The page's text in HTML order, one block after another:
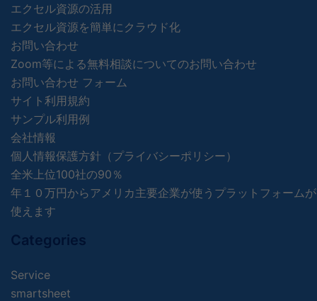
エクセル資源の活用
エクセル資源を簡単にクラウド化
お問い合わせ
Zoom等による無料相談についてのお問い合わせ
お問い合わせ フォーム
サイト利用規約
サンプル利用例
会社情報
個人情報保護方針（プライバシーポリシー）
全米上位100社の90％
年１０万円からアメリカ主要企業が使うプラットフォームが
使えます
Categories
Service
smartsheet